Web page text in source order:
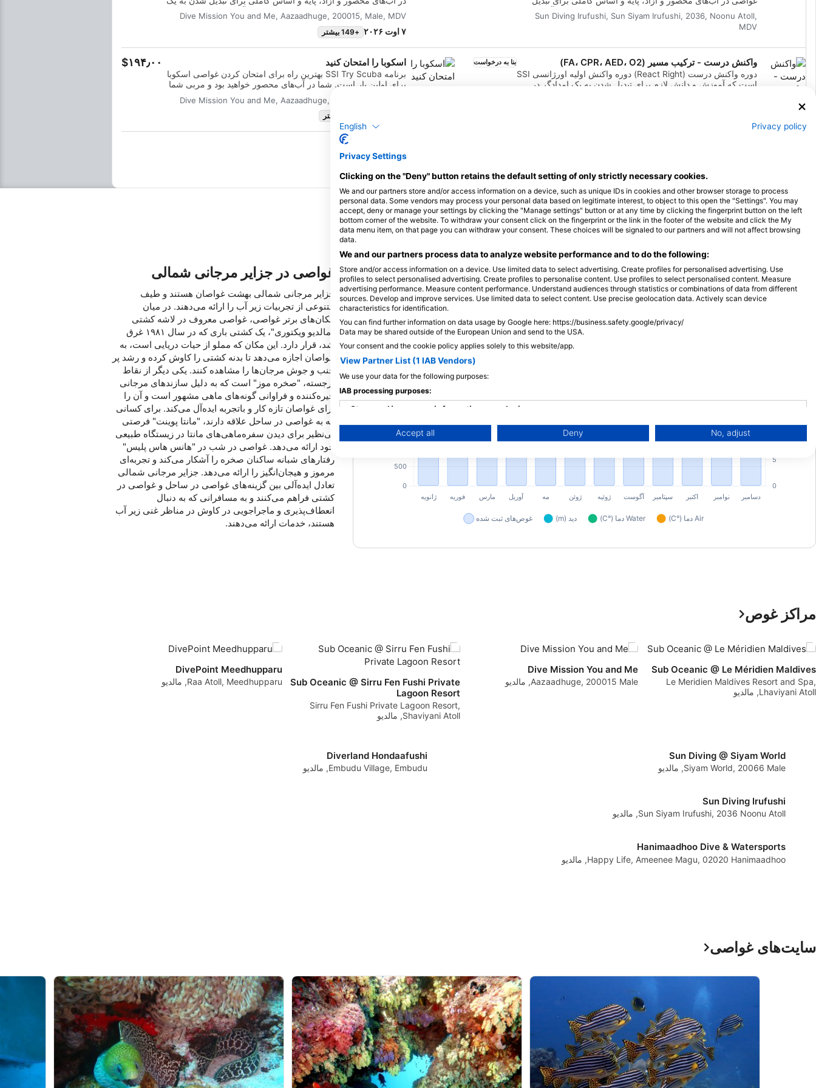
شدن به یک غواص با اعتماد به نفس و ایمن است. شما هر آنچه را که
برای غواصی در آب‌های آزاد تا عمق ۱۲ متر نیاز دارید، با یک متخصص
SSI خواهید آموخت. در این برنامه، تقریباً نیمی از آموزش دوره
غواصی در آب‌های محصور باقی مانده، به علاوه دو غواصی آموزشی
در آب‌های آزاد را تکمیل کنید.
Sun Diving Irufushi, Sun Siyam Irufushi, 2036, Noonu Atoll,
MDV
غواص با اعتماد به نفس و ایمن است. شما هر آنچه را که برای غواصی
در آب‌های آزاد تا عمق ۱۲ متر نیاز دارید، با یک متخصص SSI خواهید
آموخت. در این برنامه، تقریباً نیمی از آموزش دوره غواصی در آب‌های
دو غواصی آموزشی در آب‌های آزاد را تکمیل کنید.
Dive Mission You and Me, Aazaadhuge, 200015, Male, MDV
۷ اوت ۲۰۲۶
+149 بیشتر
واکنش درست - ترکیب مسیر (FA، CPR، AED، O2)
دوره واکنش درست (React Right) دوره واکنش اولیه اورژانسی SSI
است که آموزش و دانش لازم برای تبدیل شدن به یک امدادگر در
پس از اخذ گواهینامه، می‌توانید به عنوان امدادگر اولیه عمل کنید،
کمک‌های اولیه و احیای قلبی ریوی (CPR) ارائه دهید، اکسیژن تجویز
کنید و در فوریت‌های پزشکی پشتیبانی AED ارائه دهید. گواهینامه
حرفه‌ای واکنش درست (React Right) SSI خود را دریافت کنید.
همین حالا شروع کنید.
بنا به درخواست اسکوبا را امتحان کنید
برنامه SSI Try Scuba بهترین راه برای امتحان کردن غواصی اسکوبا
برای اولین بار است. شما در آب‌های محصور خواهید بود و مربی شما
به خوبی از شما مراقبت خواهد کرد، بنابراین می‌توانید از اولین
نفس‌های فراموش‌نشدنی زیر آب لذت ببرید و جادوی غواصی اسکوبا
Scuba خود را دریافت کرده‌اید و بدون شک می‌خواهید دوباره غواصی
کنید. ماجراجویی‌های بی‌پایان غواصی اسکوبا در انتظار شماست و این
دوره جایی است که همه چیز آغاز می‌شود. همین امروز شروع کنید
Dive Mission You and Me, Aazaadhuge, 200015, Male, MDV
‎$۱۹۴٫۰۰
نوع فعالیت غواصی متریک
(m, °C)
ایالات متحده / امپریال
(ft, °F)
غواصی در جزایر مرجانی شمالی
جزایر مرجانی شمالی بهشت ​​غواصان هستند و طیف
متنوعی از تجربیات زیر آب را ارائه می‌دهند. در میان
مکان‌های برتر غواصی، غواصی معروف در لاشه کشتی
"مالدیو ویکتوری"، یک کشتی باری که در سال ۱۹۸۱ غرق
شد، قرار دارد. این مکان که مملو از حیات دریایی است، به
غواصان اجازه می‌دهد تا بدنه کشتی را کاوش کرده و رشد پر
جنب و جوش مرجان‌ها را مشاهده کنند. یکی دیگر از نقاط
برجسته، "صخره موز" است که به دلیل سازندهای مرجانی
خیره‌کننده و فراوانی گونه‌های ماهی مشهور است و آن را
برای غواصان تازه کار و باتجربه ایده‌آل می‌کند. برای کسانی
که به غواصی در ساحل علاقه دارند، "مانتا پوینت" فرصتی
بی‌نظیر برای دیدن سفره‌ماهی‌های مانتا در زیستگاه طبیعی
خود ارائه می‌دهد. غواصی در شب در "هانس هاس پلیس"
رفتارهای شبانه ساکنان صخره را آشکار می‌کند و تجربه‌ای
مرموز و هیجان‌انگیز را ارائه می‌دهد. جزایر مرجانی شمالی
تعادل ایده‌آلی بین گزینه‌های غواصی در ساحل و غواصی در
کشتی فراهم می‌کنند و به مسافرانی که به دنبال
انعطاف‌پذیری و ماجراجویی در کاوش در مناظر غنی زیر آب
هستند، خدمات ارائه می‌دهند.
مراکز غوص
Sub Oceanic @ Le Méridien Maldives
Le Meridien Maldives Resort and Spa,
Lhaviyani Atoll, مالدیو
Dive Mission You and Me
Aazaadhuge, 200015 Male, مالدیو
Sub Oceanic @ Sirru Fen Fushi Private
Lagoon Resort
Sirru Fen Fushi Private Lagoon Resort,
Shaviyani Atoll, مالدیو
DivePoint Meedhupparu
Raa Atoll, Meedhupparu, مالدیو
Sun Diving @ Siyam World
Siyam World, 20066 Male, مالدیو
Sun Diving Irufushi
Sun Siyam Irufushi, 2036 Noonu Atoll, مالدیو
Hanimaadhoo Dive & Watersports
Happy Life, Ameenee Magu, 02020 Hanimaadhoo, مالدیو
Diverland Hondaafushi
Embudu Village, Embudu, مالدیو
سایت‌های غواصی
English Privacy policy
Privacy Settings
Clicking on the "Deny" button retains the default setting of only strictly necessary cookies.
We and our partners store and/or access information on a device, such as unique IDs in cookies and other browser storage to process
personal data. Some vendors may process your personal data based on legitimate interest, to object to this open the "Settings". You may
accept, deny or manage your settings by clicking the "Manage settings" button or at any time by clicking the fingerprint button on the left
bottom corner of the website. To withdraw your consent click on the fingerprint or the link in the footer of the website and click the My
data menu item, on that page you can withdraw your consent. These choices will be signaled to our partners and will not affect browsing
data.
We and our partners process data to analyze website performance and to do the following:
Store and/or access information on a device. Use limited data to select advertising. Create profiles for personalised advertising. Use
profiles to select personalised advertising. Create profiles to personalise content. Use profiles to select personalised content. Measure
advertising performance. Measure content performance. Understand audiences through statistics or combinations of data from different
sources. Develop and improve services. Use limited data to select content. Use precise geolocation data. Actively scan device
characteristics for identification.
You can find further information on data usage by Google here: https://business.safety.google/privacy/
Data may be shared outside of the European Union and send to the USA.
Your consent and the cookie policy applies solely to this website/app.
View Partner List (1 IAB Vendors)
We use your data for the following purposes:
IAB processing purposes:
Store and/or access information on a device
Use limited data to select advertising
Create profiles for personalised advertising
Use profiles to select personalised advertising
Use limited data to select content
IAB Special Features:
Use precise geolocation data
Identify devices based on information actively requested
Necessary
Accept all Deny No, adjust